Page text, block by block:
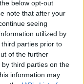
below opt-out
note that after your
seeing
utilized by
parties prior to
of the further
third parties on the
information may